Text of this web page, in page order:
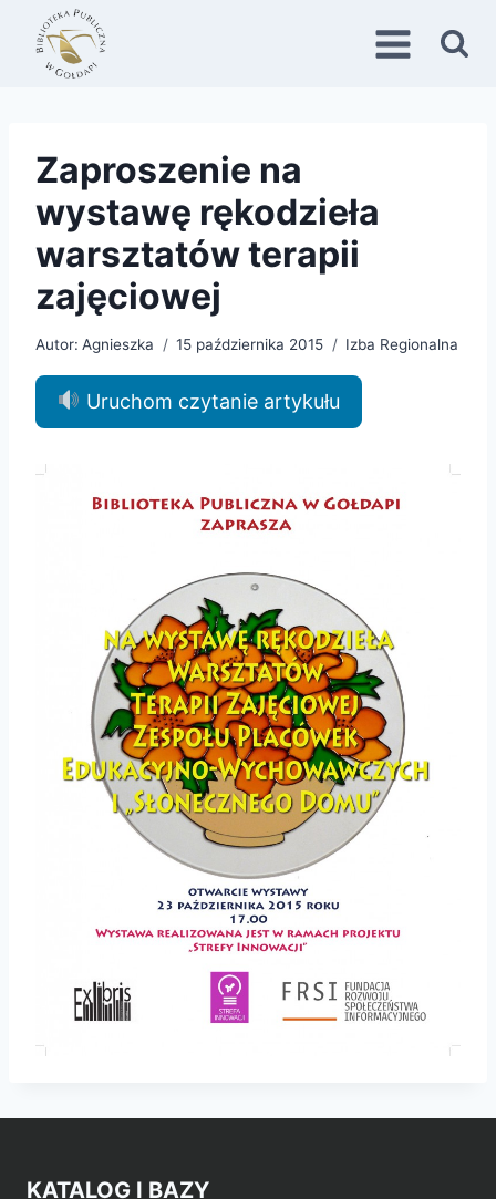
Przejdź
treści
Zaproszenie na
wystawę rękodzieła
warsztatów terapii
zajęciowej
Autor: Agnieszka 15 października 2015 Izba Regionalna
Uruchom czytanie artykułu
KATALOG I BAZY